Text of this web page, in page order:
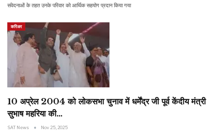
संवेदनाओं के तहत उनके परिवार को आर्थिक सहयोग प्रदान किया गया
करिअर
10 अप्रेल 2004 को लोकसभा चुनाव में धर्मेंद्र जी पूर्व केंदीय मंत्री
सुभाष महरिया की…
SAT News Nov 25, 2025